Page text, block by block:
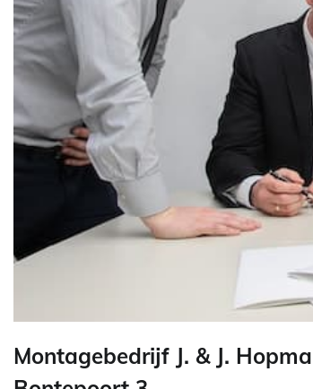
Montagebedrijf J. & J.